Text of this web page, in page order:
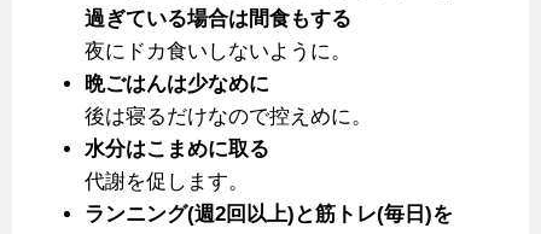
過ぎている場合は間食もする
夜にドカ食いしないように。
晩ごはんは少なめに
後は寝るだけなので控えめに。
水分はこまめに取る
代謝を促します。
ランニング(週2回以上)と筋トレ(毎日)を